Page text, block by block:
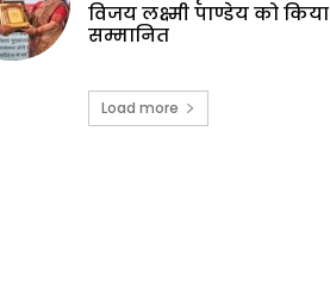
विजय लक्ष्मी पाण्डेय को किया
सम्मानित
Load more